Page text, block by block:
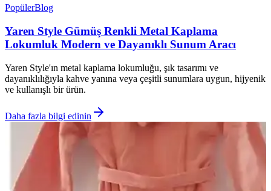
PopülerBlog
Yaren Style Gümüş Renkli Metal Kaplama
Lokumluk Modern ve Dayanıklı Sunum Aracı
Yaren Style'ın metal kaplama lokumluğu, şık tasarımı ve
dayanıklılığıyla kahve yanına veya çeşitli sunumlara uygun, hijyenik
ve kullanışlı bir ürün.
Daha fazla bilgi edinin